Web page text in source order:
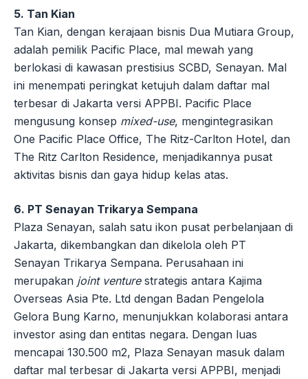
5. Tan Kian
Tan Kian, dengan kerajaan bisnis Dua Mutiara Group,
adalah pemilik Pacific Place, mal mewah yang
berlokasi di kawasan prestisius SCBD, Senayan. Mal
ini menempati peringkat ketujuh dalam daftar mal
terbesar di Jakarta versi APPBI. Pacific Place
mengusung konsep mixed-use, mengintegrasikan
One Pacific Place Office, The Ritz-Carlton Hotel, dan
The Ritz Carlton Residence, menjadikannya pusat
aktivitas bisnis dan gaya hidup kelas atas.
6. PT Senayan Trikarya Sempana
Plaza Senayan, salah satu ikon pusat perbelanjaan di
Jakarta, dikembangkan dan dikelola oleh PT
Senayan Trikarya Sempana. Perusahaan ini
merupakan joint venturestrategis antara Kajima
Overseas Asia Pte. Ltd dengan Badan Pengelola
Gelora Bung Karno, menunjukkan kolaborasi antara
investor asing dan entitas negara. Dengan luas
mencapai 130.500 m2, Plaza Senayan masuk dalam
daftar mal terbesar di Jakarta versi APPBI, menjadi